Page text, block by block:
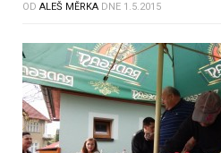
OD ALEŠ MĚRKA DNE 1.5.2015